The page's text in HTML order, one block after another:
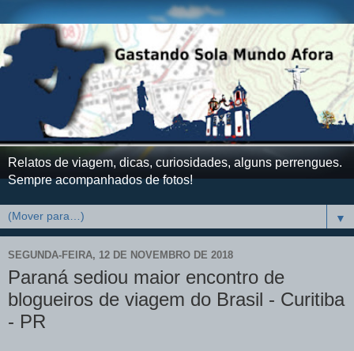
Relatos de viagem, dicas, curiosidades, alguns perrengues.
Sempre acompanhados de fotos!
▼
SEGUNDA-FEIRA, 12 DE NOVEMBRO DE 2018
Paraná sediou maior encontro de
blogueiros de viagem do Brasil - Curitiba
- PR